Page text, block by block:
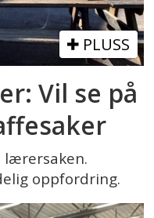
PLUSS
Vil se på
lærersaken.
oppfordring.